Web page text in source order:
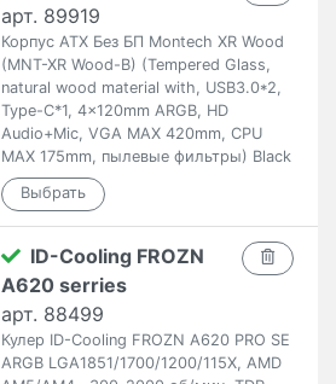
арт. 89919
Корпус ATX Без БП Montech XR Wood
(MNT-XR Wood-B) (Tempered Glass,
natural wood material with, USB3.0*2,
Type-C*1, 4x120mm ARGB, HD
Audio+Mic, VGA MAX 420mm, CPU
MAX 175mm, пылевые фильтры) Black
ID-Cooling FROZN
A620 serries
арт. 88499
Кулер ID-Cooling FROZN A620 PRO SE
ARGB LGA1851/1700/1200/115X, AMD